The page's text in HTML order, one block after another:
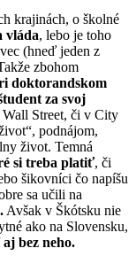
krajinách, o školné
vláda, lebo je toho
(hneď jeden z
zbohom
doktorandskom
za svoj
Street, či v City
podnájom,
život. Temná
si treba platiť, či
šikovníci čo napíšu
sa učili na
Avšak v Škótsku nie
ako na Slovensku,
bez neho.